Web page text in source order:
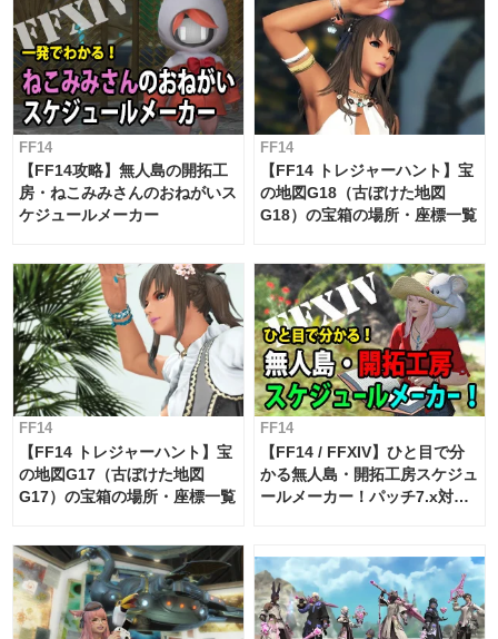
FF14
【FF14攻略】無人島の開拓工
房・ねこみみさんのおねがいス
ケジュールメーカー
FF14
【FF14 トレジャーハント】宝
の地図G18（古ぼけた地図
G18）の宝箱の場所・座標一覧
FF14
【FF14 トレジャーハント】宝
の地図G17（古ぼけた地図
G17）の宝箱の場所・座標一覧
FF14
【FF14 / FFXIV】ひと目で分
かる無人島・開拓工房スケジュ
ールメーカー！パッチ7.x対応